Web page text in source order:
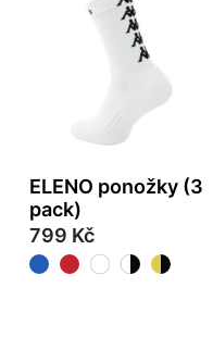
ELENO ponožky (3
pack)
799 Kč